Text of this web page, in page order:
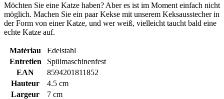
Möchten Sie eine Katze haben? Aber es ist im Moment einfach nicht
möglich. Machen Sie ein paar Kekse mit unserem Keksausstecher in
der Form von einer Katze, und wer weiß, vielleicht taucht bald eine
echte Katze auf.
Matériau
Edelstahl
Entretien
Spülmaschinenfest
EAN
8594201811852
Hauteur
4.5 cm
Largeur
7 cm